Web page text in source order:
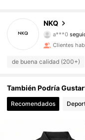
NKQ4.89
a***0
4.89
4.89 4.2K
4.89 4.2K
4.89
4.89 4.2K
Clientes
de buena calidad (200+)
También Podría
Recomendados